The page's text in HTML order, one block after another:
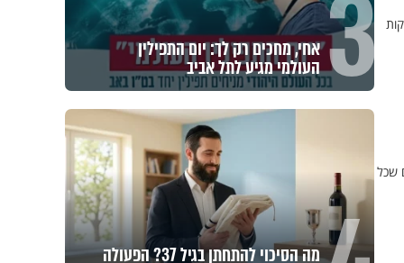
קלים ופשוטים שכל
3 אחי, מחכים רק לך: יום התפילין
העולמי מגיע לתל אביב
מה הסיכוי להתחתן בגיל 37? הפעולה